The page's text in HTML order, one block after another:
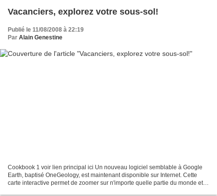
Vacanciers, explorez votre sous-sol!
Publié le 11/08/2008 à 22:19
Par Alain Genestine
Cookbook 1 voir lien principal ici Un nouveau logiciel semblable à Google
Earth, baptisé OneGeology, est maintenant disponible sur Internet. Cette
carte interactive permet de zoomer sur n'importe quelle partie du monde et